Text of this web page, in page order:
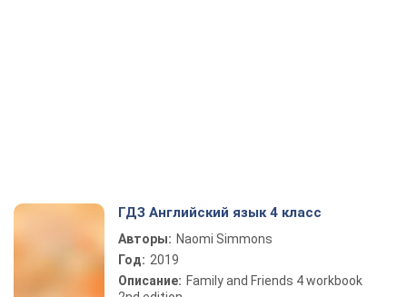
ГДЗ Английский язык 4 класс
Авторы: Naomi Simmons
Год: 2019
Описание: Family and Friends 4 workbook